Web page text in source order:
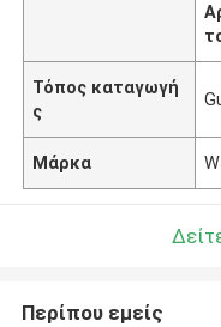
Τόπος καταγωγή
ς
Μάρκα
Περίπου εμείς